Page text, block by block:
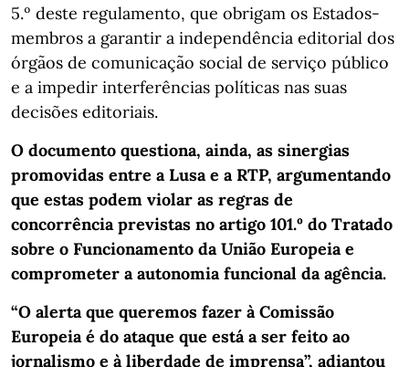
5.º deste regulamento, que obrigam os Estados-
membros a garantir a independência editorial dos
órgãos de comunicação social de serviço público
e a impedir interferências políticas nas suas
decisões editoriais.
O documento questiona, ainda, as sinergias
promovidas entre a Lusa e a RTP, argumentando
que estas podem violar as regras de
concorrência previstas no artigo 101.º do Tratado
sobre o Funcionamento da União Europeia e
comprometer a autonomia funcional da agência.
“O alerta que queremos fazer à Comissão
Europeia é do ataque que está a ser feito ao
jornalismo e à liberdade de imprensa”, adiantou